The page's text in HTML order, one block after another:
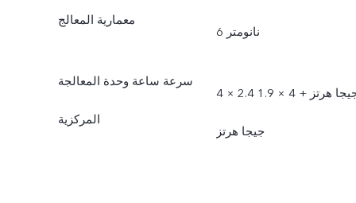
معمارية المعالج
6 نانومتر
سرعة ساعة وحدة المعالجة
المركزية
4 × 2.4 جيجا هرتز + 4 × 1.9
جيجا هرتز